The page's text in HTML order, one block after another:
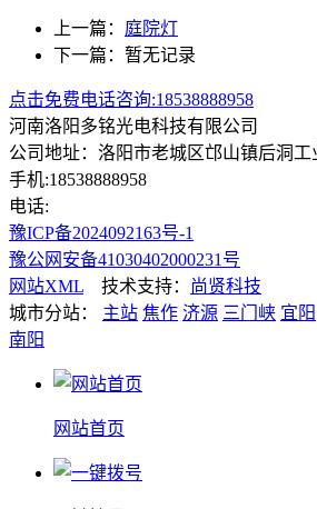
上一篇： 庭院灯
下一篇：暂无记录
点击免费电话咨询:18538888958
河南洛阳多铭光电科技有限公司
公司地址：洛阳市老城区邙山镇后洞工
手机:18538888958
电话:
豫ICP备2024092163号-1
豫公网安备41030402000231号
网站XML 技术支持：
尚贤科技
城市分站：
主站 焦作 济源 三门峡 宜阳
南阳
网站首页